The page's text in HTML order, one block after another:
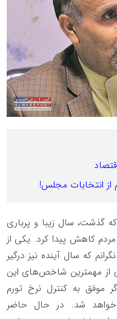
انتخابات مجلس!
گذشت، سال زیبا و پرباری
کاهش پیدا کرد. یکی از
که سال آینده نیز درگیر
از مهمترین شاخص‌های این
موفق به کنترل نرخ تورم
خواهد شد. در حال حاضر